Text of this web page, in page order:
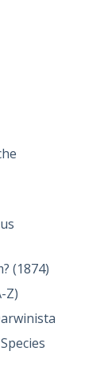
(1874)
Z)